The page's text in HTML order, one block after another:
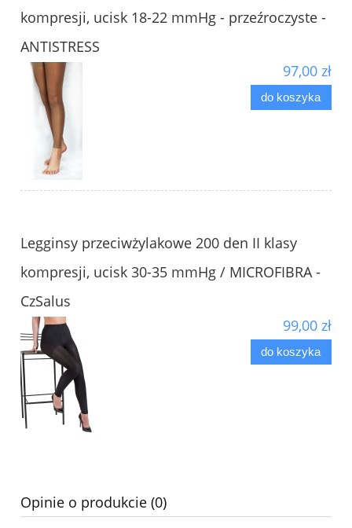
kompresji, ucisk 18-22 mmHg - przeźroczyste -
ANTISTRESS
97,00 zł
do koszyka
Legginsy przeciwżylakowe 200 den II klasy
kompresji, ucisk 30-35 mmHg / MICROFIBRA -
CzSalus
99,00 zł
do koszyka
Opinie o produkcie (0)